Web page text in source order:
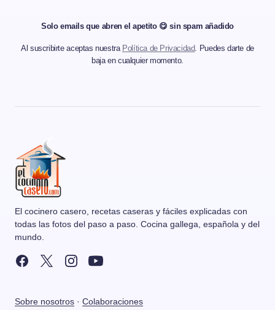
Solo emails que abren el apetito 😋 sin spam añadido
Al suscribirte aceptas nuestra Política de Privacidad. Puedes darte de
baja en cualquier momento.
El cocinero casero, recetas caseras y fáciles explicadas con
todas las fotos del paso a paso. Cocina gallega, española y del
mundo.
Sobre nosotros · Colaboraciones